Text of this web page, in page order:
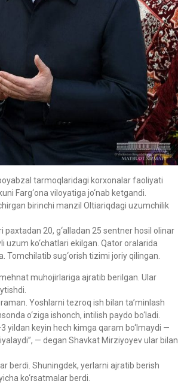
tarmoqlaridagi korxonalar faoliyati
Farg‘ona viloyatiga jo‘nab ketgandi.
birinchi manzil Oltiariqdagi uzumchilik
20, g‘alladan 25 sentner hosil olinar
uzum ko‘chatlari ekilgan. Qator oralarida
Tomchilatib sug‘orish tizimi joriy qilingan.
muhojirlariga ajratib berilgan. Ular
Yoshlarni tezroq ish bilan ta’minlash
o‘ziga ishonch, intilish paydo bo‘ladi.
yildan keyin hech kimga qaram bo‘lmaydi —
— degan Shavkat Mirziyoyev ular bilan
berdi. Shuningdek, yerlarni ajratib berish
ko‘rsatmalar berdi.